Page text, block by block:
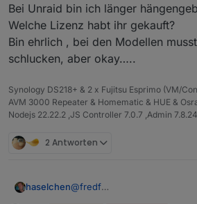
anlegen
und
https://github.com/simatec/
oBroker.backitup-Wiki-Deutsch
stellen
Bei Unraid bin ich länger
Welche Lizenz habt ihr gekauft?
Bin ehrlich , bei den Modellen
schlucken, aber okay…..
Synology DS218+ & 2 x Fujitsu Esprimo (VM/
AVM 3000 Repeater & Homematic & HUE &
Nodejs 22.22.2 ,JS Controller 7.0.7 ,Admin 7.8.24
2 Antworten
haselchen@fredf